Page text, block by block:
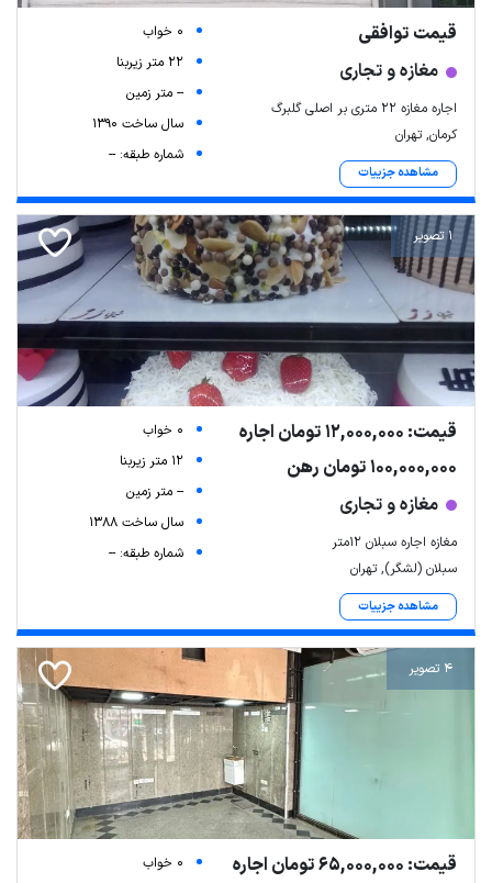
قیمت توافقی
مغازه و تجاری
اجاره مغازه ۲۲ متری بر اصلی گلبرگ
کرمان, تهران
مشاهده جزییات
0 خواب
22 متر زیربنا
-- متر زمین
سال ساخت 1390
شماره طبقه: --
1 تصویر
قیمت: 12,000,000 تومان اجاره
100,000,000 تومان رهن
مغازه و تجاری
مغازه اجاره سبلان 12متر
سبلان (لشگر), تهران
مشاهده جزییات
0 خواب
12 متر زیربنا
-- متر زمین
سال ساخت 1388
شماره طبقه: --
4 تصویر
قیمت: 65,000,000 تومان اجاره
0 خواب